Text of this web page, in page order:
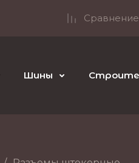
Сравнение
Шины